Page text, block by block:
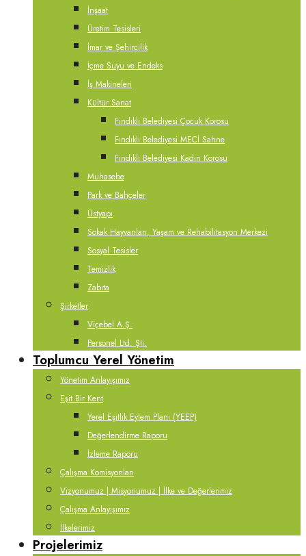
İnşaat
Üretim Tesisleri
İmar ve Şehircilik
İçme Suyu ve Endeks
İş Makineleri
Kültür Sanat
Fındıklı Belediyesi Çocuk Korosu
Fındıklı Belediyesi MECİ Sahne
Fındıklı Belediyesi Kadın Korosu
Muhasebe
Park ve Bahçeler
Üstyapı
Sokak Hayvanları, Yaşam ve Rehabilitasyon Merkezi
Sosyal Tesisler
Temizlik
Zabıta
Şirketler
Viçebel A.Ş.
Personel Ltd. Şti.
Toplumcu Yerel Yönetim
Yönetim Anlayışımız
Eşit Bir Kent
Yerel Eşitlik Eylem Planı (YEEP)
Değerlendirme Raporu
İzleme Raporu
Çalışma Komisyonları
Vizyonumuz | Misyonumuz | İlke ve Değerlerimiz
Çalışma Anlayışımız
İlkelerimiz
Projelerimiz